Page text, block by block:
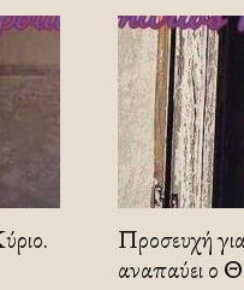
Προσευχή
αναπαύει ο